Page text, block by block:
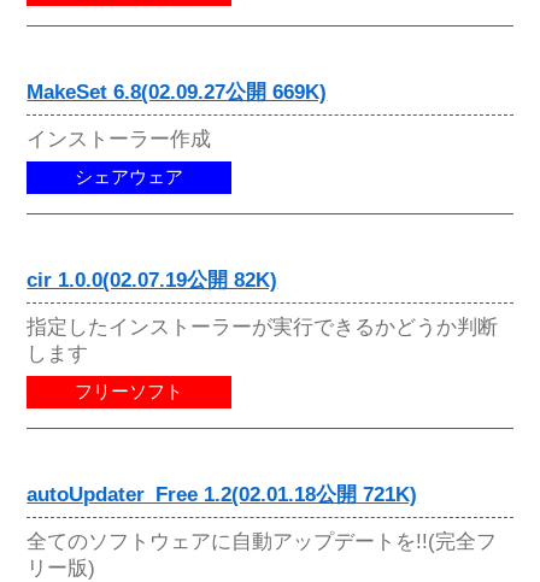
MakeSet 6.8(02.09.27公開 669K)
インストーラー作成
シェアウェア
cir 1.0.0(02.07.19公開 82K)
指定したインストーラーが実行できるかどうか判断
します
フリーソフト
autoUpdater_Free 1.2(02.01.18公開 721K)
全てのソフトウェアに自動アップデートを!!(完全フ
リー版)